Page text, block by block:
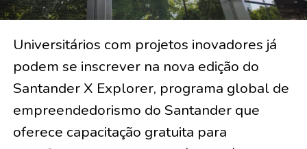
Universitários com projetos inovadores já
podem se inscrever na nova edição do
Santander X Explorer, programa global de
empreendedorismo do Santander que
oferece capacitação gratuita para